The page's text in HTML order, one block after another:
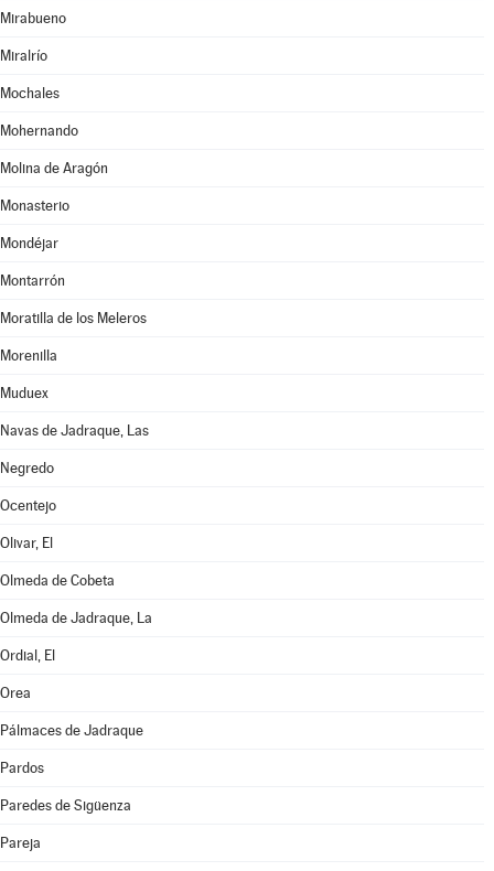
Mirabueno
Miralrío
Mochales
Mohernando
Molina de Aragón
Monasterio
Mondéjar
Montarrón
Moratilla de los Meleros
Morenilla
Muduex
Navas de Jadraque, Las
Negredo
Ocentejo
Olivar, El
Olmeda de Cobeta
Olmeda de Jadraque, La
Ordial, El
Orea
Pálmaces de Jadraque
Pardos
Paredes de Sigüenza
Pareja